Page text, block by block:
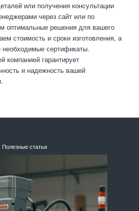
или получения консультации
через сайт или по
оптимальные решения для вашего
стоимость и сроки изготовления, а
необходимые сертификаты.
компанией гарантирует
и надежность вашей
Полезные статьи